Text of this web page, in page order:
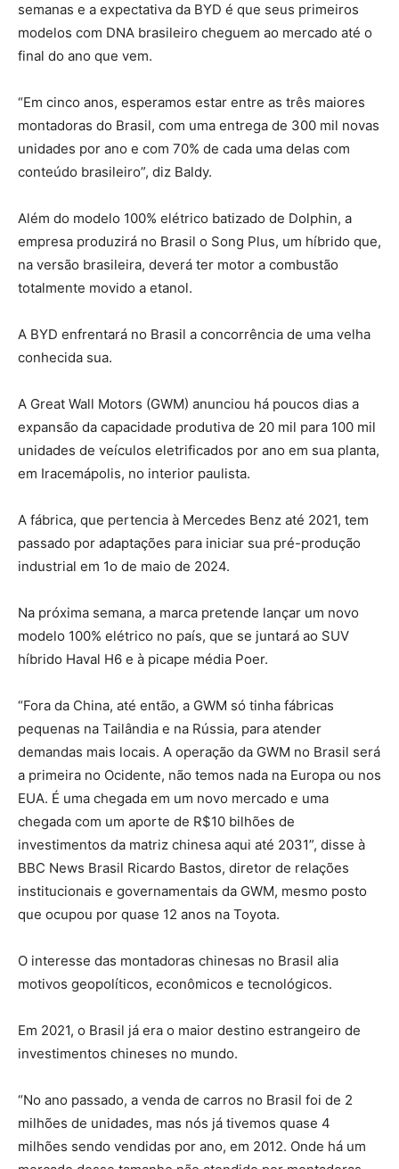
semanas e a expectativa da BYD é que seus primeiros
modelos com DNA brasileiro cheguem ao mercado até o
final do ano que vem.
“Em cinco anos, esperamos estar entre as três maiores
montadoras do Brasil, com uma entrega de 300 mil novas
unidades por ano e com 70% de cada uma delas com
conteúdo brasileiro”, diz Baldy.
Além do modelo 100% elétrico batizado de Dolphin, a
empresa produzirá no Brasil o Song Plus, um híbrido que,
na versão brasileira, deverá ter motor a combustão
totalmente movido a etanol.
A BYD enfrentará no Brasil a concorrência de uma velha
conhecida sua.
A Great Wall Motors (GWM) anunciou há poucos dias a
expansão da capacidade produtiva de 20 mil para 100 mil
unidades de veículos eletrificados por ano em sua planta,
em Iracemápolis, no interior paulista.
A fábrica, que pertencia à Mercedes Benz até 2021, tem
passado por adaptações para iniciar sua pré-produção
industrial em 1o de maio de 2024.
Na próxima semana, a marca pretende lançar um novo
modelo 100% elétrico no país, que se juntará ao SUV
híbrido Haval H6 e à picape média Poer.
“Fora da China, até então, a GWM só tinha fábricas
pequenas na Tailândia e na Rússia, para atender
demandas mais locais. A operação da GWM no Brasil será
a primeira no Ocidente, não temos nada na Europa ou nos
EUA. É uma chegada em um novo mercado e uma
chegada com um aporte de R$10 bilhões de
investimentos da matriz chinesa aqui até 2031”, disse à
BBC News Brasil Ricardo Bastos, diretor de relações
institucionais e governamentais da GWM, mesmo posto
que ocupou por quase 12 anos na Toyota.
O interesse das montadoras chinesas no Brasil alia
motivos geopolíticos, econômicos e tecnológicos.
Em 2021, o Brasil já era o maior destino estrangeiro de
investimentos chineses no mundo.
“No ano passado, a venda de carros no Brasil foi de 2
milhões de unidades, mas nós já tivemos quase 4
milhões sendo vendidas por ano, em 2012. Onde há um